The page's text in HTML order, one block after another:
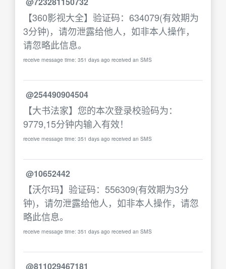
【360影视大全】验证码：634079(有效期为
3分钟)，请勿泄露给他人，如非本人操作，
请忽略此信息。
receive message time: 351 days ago received an SMS
@254490904504
【大书法家】您的本次登录校验码为：
9779,15分钟内输入有效！
receive message time: 351 days ago received an SMS
@10652442
【沃尔玛】验证码：556309(有效期为3分
钟)，请勿泄露给他人，如非本人操作，请忽
略此信息。
receive message time: 351 days ago received an SMS
@811029467181